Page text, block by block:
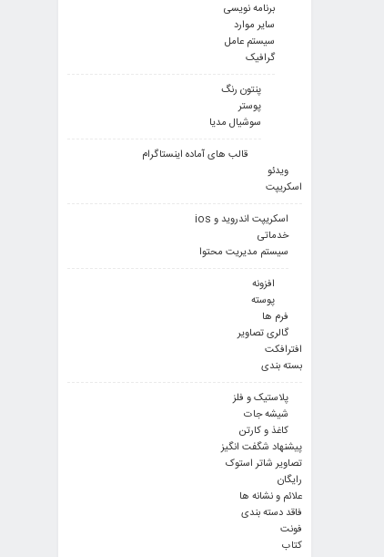
برنامه نویسی
سایر موارد
سیستم عامل
گرافیک
پنتون رنگ
پوستر
سوشیال مدیا
قالب های آماده اینستاگرام
ویدئو
اسکریپت
اسکریپت اندروید و ios
خدماتی
سیستم مدیریت محتوا
افزونه
پوسته
فرم ها
گالری تصاویر
افترافکت
بسته بندی
پلاستیک و فلز
شیشه جات
کاغذ و کارتن
پیشنهاد شگفت انگیز
تصاویر شاتر استوک
رایگان
علائم و نشانه ها
فاقد دسته بندی
فونت
کتاب